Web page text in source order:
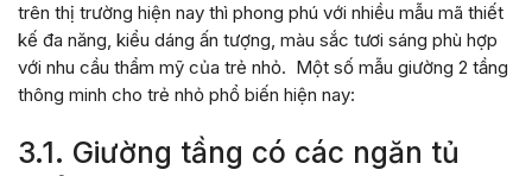
trên thị trường hiện nay thì phong phú với nhiều mẫu mã thiết
kế đa năng, kiểu dáng ấn tượng, màu sắc tươi sáng phù hợp
với nhu cầu thẩm mỹ của trẻ nhỏ. Một số mẫu giường 2 tầng
thông minh cho trẻ nhỏ phổ biến hiện nay:
3.1. Giường tầng có các ngăn tủ